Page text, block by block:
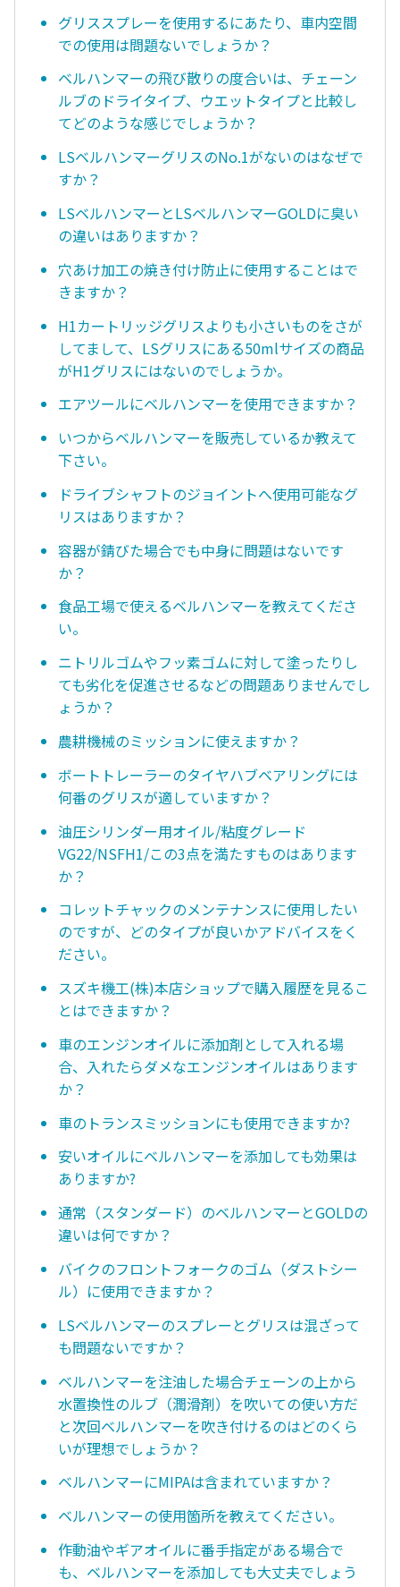
グリススプレーを使用するにあたり、車内空間
での使用は問題ないでしょうか？
ベルハンマーの飛び散りの度合いは、チェーン
ルブのドライタイプ、ウエットタイプと比較し
てどのような感じでしょうか？
LSベルハンマーグリスのNo.1がないのはなぜで
すか？
LSベルハンマーとLSベルハンマーGOLDに臭い
の違いはありますか？
穴あけ加工の焼き付け防止に使用することはで
きますか？
H1カートリッジグリスよりも小さいものをさが
してまして、LSグリスにある50mlサイズの商品
がH1グリスにはないのでしょうか。
エアツールにベルハンマーを使用できますか？
いつからベルハンマーを販売しているか教えて
下さい。
ドライブシャフトのジョイントへ使用可能なグ
リスはありますか？
容器が錆びた場合でも中身に問題はないです
か？
食品工場で使えるベルハンマーを教えてくださ
い。
ニトリルゴムやフッ素ゴムに対して塗ったりし
ても劣化を促進させるなどの問題ありませんでし
ょうか？
農耕機械のミッションに使えますか？
ボートトレーラーのタイヤハブベアリングには
何番のグリスが適していますか？
油圧シリンダー用オイル/粘度グレード
VG22/NSFH1/この3点を満たすものはあります
か？
コレットチャックのメンテナンスに使用したい
のですが、どのタイプが良いかアドバイスをく
ださい。
スズキ機工(株)本店ショップで購入履歴を見るこ
とはできますか？
車のエンジンオイルに添加剤として入れる場
合、入れたらダメなエンジンオイルはあります
か？
車のトランスミッションにも使用できますか?
安いオイルにベルハンマーを添加しても効果は
ありますか?
通常（スタンダード）のベルハンマーとGOLDの
違いは何ですか？
バイクのフロントフォークのゴム（ダストシー
ル）に使用できますか？
LSベルハンマーのスプレーとグリスは混ざって
も問題ないですか？
ベルハンマーを注油した場合チェーンの上から
水置換性のルブ（潤滑剤）を吹いての使い方だ
と次回ベルハンマーを吹き付けるのはどのくら
いが理想でしょうか？
ベルハンマーにMIPAは含まれていますか？
ベルハンマーの使用箇所を教えてください。
作動油やギアオイルに番手指定がある場合で
も、ベルハンマーを添加しても大丈夫でしょう